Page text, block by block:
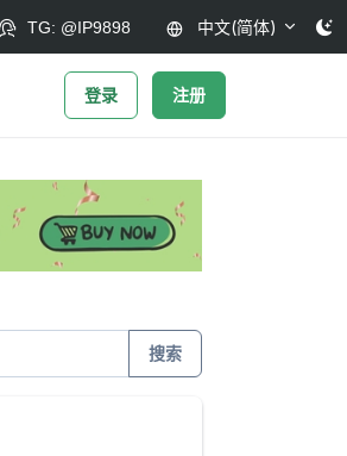
TG: @IP9898 中文(简体)
登录 注册
搜索